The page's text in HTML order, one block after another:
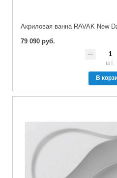
Акриловая ванна RAVAK New
79 090 руб.
шт.
В